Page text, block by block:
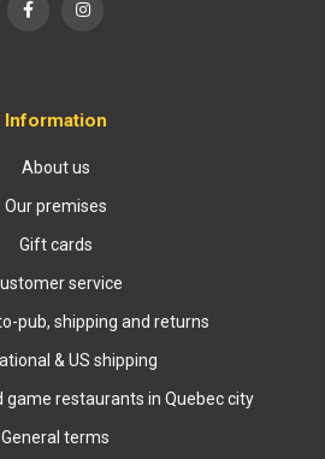
Information
About us
Our premises
Gift cards
service
pub, shipping and returns
& US shipping
game restaurants in Quebec city
General terms